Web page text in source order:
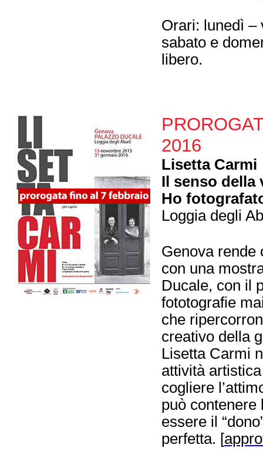
Orari: lunedì –
sabato e
libero.
2016
Lisetta Carmi
Il senso della
Ho
Loggia degli
Genova rende
con una
Ducale, con il
fototografie
che
creativo della
Lisetta Carmi
attività
cogliere
può contenere
essere il
perfetta. [